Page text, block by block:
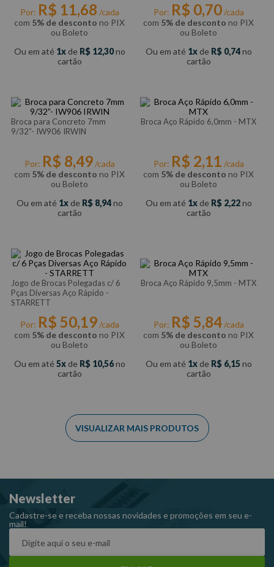
Por: R$ 11,68 /cada
com 5% de desconto no PIX
ou Boleto
Ou em até 1 de R$ 12,30no
cartão
Por: R$ 0,70/cada
com 5% de desconto no PIX
ou Boleto
Ou em até 1 de R$ 0,74no
cartão
Broca para Concreto 7mm
9/32”- IW906 IRWIN
Por: R$ 8,49/cada
com 5% de desconto no PIX
ou Boleto
Ou em até 1 de R$ 8,94no
cartão
Broca Aço Rápido 6,0mm - MTX
Por: R$ 2,11 /cada
com 5% de desconto no PIX
ou Boleto
Ou em até 1 de R$ 2,22no
cartão
Jogo de Brocas Polegadas c/ 6
Pças Diversas Aço Rápido -
STARRETT
Por: R$ 50,19/cada
com 5% de desconto no PIX
ou Boleto
Ou em até 5 de R$ 10,56no
cartão
Broca Aço Rápido 9,5mm - MTX
Por: R$ 5,84/cada
com 5% de desconto no PIX
ou Boleto
Ou em até 1 de R$ 6,15no
cartão
Newsletter
Cadastre-se e receba nossas novidades e promoções em seu e-
mail!